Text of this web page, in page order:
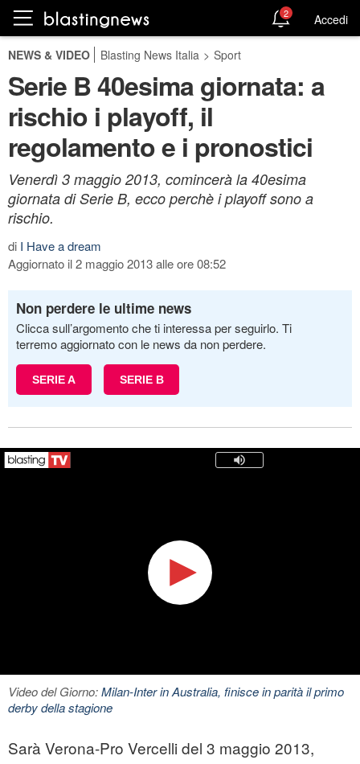
2 Accedi
NEWS & VIDEO Blasting News Italia > Sport
Serie B 40esima giornata: a
rischio i playoff, il
regolamento e i pronostici
Venerdì 3 maggio 2013, comincerà la 40esima
giornata di Serie B, ecco perchè i playoff sono a
rischio.
di I Have a dream
Aggiornato il 2 maggio 2013 alle ore 08:52
Non perdere le ultime news
Clicca sull’argomento che ti interessa per seguirlo. Ti
terremo aggiornato con le news da non perdere.
SERIE A SERIE B
Video del Giorno:Milan-Inter in Australia, finisce in parità il primo
derby della stagione
Sarà Verona-Pro Vercelli del 3 maggio 2013,